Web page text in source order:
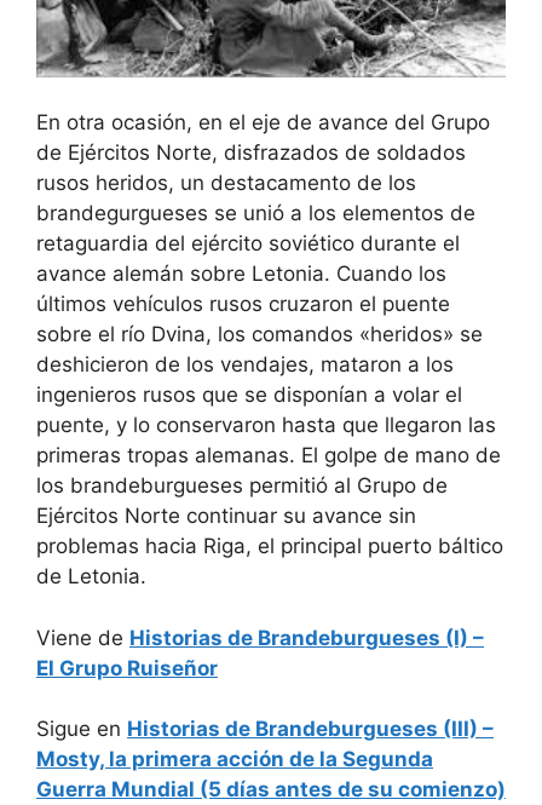
En otra ocasión, en el eje de avance del Grupo
de Ejércitos Norte, disfrazados de soldados
rusos heridos, un destacamento de los
brandegurgueses se unió a los elementos de
retaguardia del ejército soviético durante el
avance alemán sobre Letonia. Cuando los
últimos vehículos rusos cruzaron el puente
sobre el río Dvina, los comandos «heridos» se
deshicieron de los vendajes, mataron a los
ingenieros rusos que se disponían a volar el
puente, y lo conservaron hasta que llegaron las
primeras tropas alemanas. El golpe de mano de
los brandeburgueses permitió al Grupo de
Ejércitos Norte continuar su avance sin
problemas hacia Riga, el principal puerto báltico
de Letonia.
Viene de Historias de Brandeburgueses (I) –
El Grupo Ruiseñor
Sigue en Historias de Brandeburgueses (III) –
Mosty, la primera acción de la Segunda
Guerra Mundial (5 días antes de su comienzo)